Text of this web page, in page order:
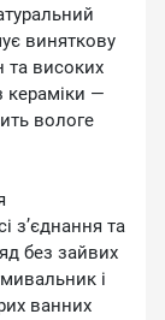
виняткову
та високих
кераміки —
вологе
з’єднання та
без зайвих
і
ванних